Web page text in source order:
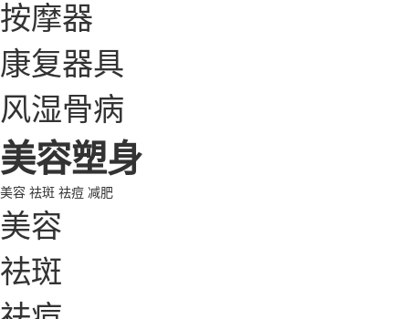
按摩器
康复器具
风湿骨病
美容塑身
美容 祛斑 祛痘 减肥
美容
祛斑